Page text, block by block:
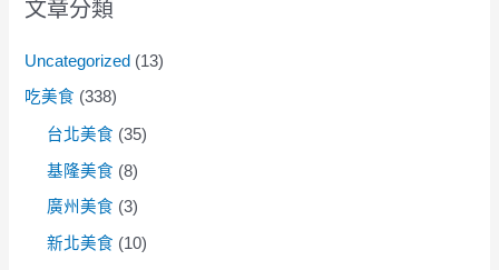
文章分類
Uncategorized (13)
吃美食 (338)
台北美食 (35)
基隆美食 (8)
廣州美食 (3)
新北美食 (10)